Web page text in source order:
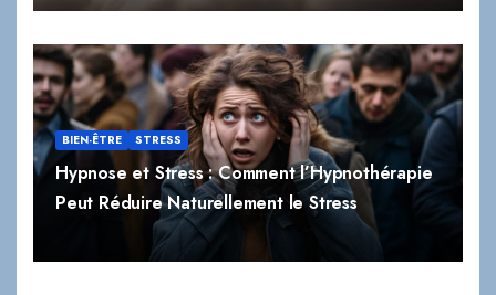
BIEN-ÊTRE STRESS
Hypnose et Stress : Comment l’Hypnothérapie
Peut Réduire Naturellement le Stress